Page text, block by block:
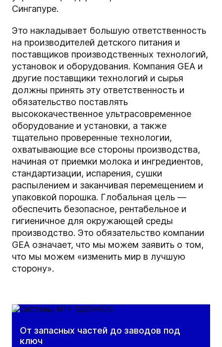
Сингапуре.
Это накладывает большую ответственность
на производителей детского питания и
поставщиков производственных технологий,
установок и оборудования. Компания GEA и
другие поставщики технологий и сырья
должны принять эту ответственность и
обязательство поставлять
высококачественное ультрасовременное
оборудование и установки, а также
тщательно проверенные технологии,
охватывающие все стороны производства,
начиная от приемки молока и ингредиентов,
стандартизации, испарения, сушки
распылением и заканчивая перемещением и
упаковкой порошка. Глобальная цель —
обеспечить безопасное, рентабельное и
гигиеничное для окружающей среды
производство. Это обязательство компании
GEA означает, что мы можем заявить о том,
что мы можем «изменить мир в лучшую
сторону».
От запасных частей до заводов под
ключ